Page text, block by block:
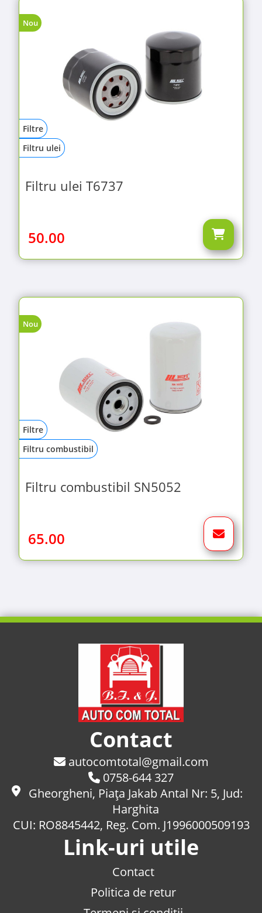
Nou
Filtre
Filtru ulei
Filtru ulei T6737
50.00
Nou
Filtre
Filtru combustibil
Filtru combustibil SN5052
65.00
Contact
autocomtotal@gmail.com
0758-644 327
Gheorgheni, Piaţa Jakab Antal Nr: 5, Jud:
Harghita
CUI: RO8845442, Reg. Com. J1996000509193
Link-uri utile
Contact
Politica de retur